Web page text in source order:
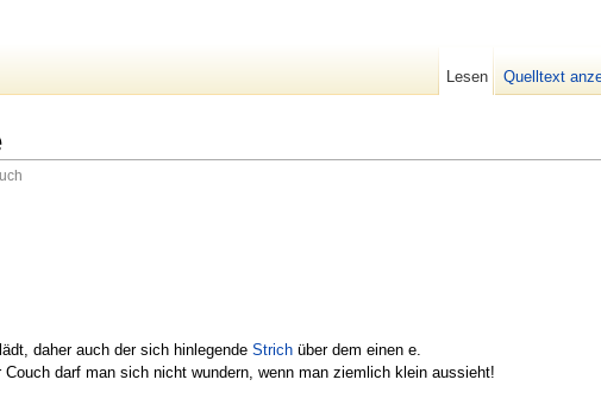
daher auch der sich hinlegendeStrich über dem einen e.
Couch darf man sich nicht wundern, wenn man ziemlich klein aussieht!
Lesen Quelltext